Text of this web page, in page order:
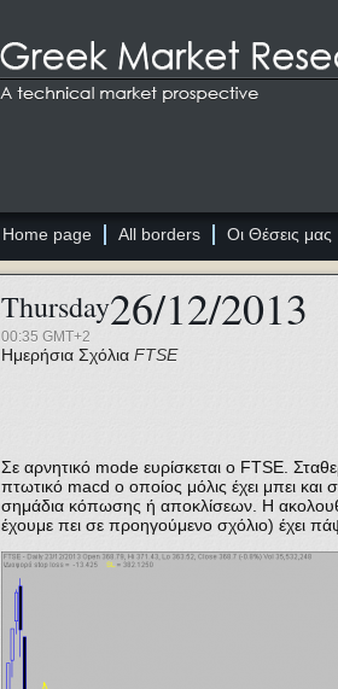
Home page All borders Οι Θέσεις μας
Thursday26/12/2013
00:35 GMT+2
Ημερήσια Σχόλια FTSE
Σε αρνητικό mode ευρίσκεται ο FTSE.
πτωτικό macd ο οποίος μόλις έχει μπει και
σημάδια κόπωσης ή αποκλίσεων. Η
έχουμε πει σε προηγούμενο σχόλιο) έχει